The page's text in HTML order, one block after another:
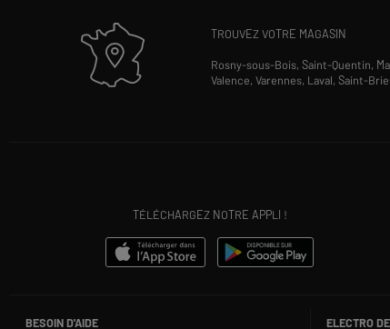
TROUVEZ VOTRE MAGASIN
Rosny-sous-Bois,Saint-Quentin,
Valence,Varennes, Laval,Saint-
TÉLÉCHARGEZ NOTRE APPLI !
BESOIN D'AIDE ELECTRO